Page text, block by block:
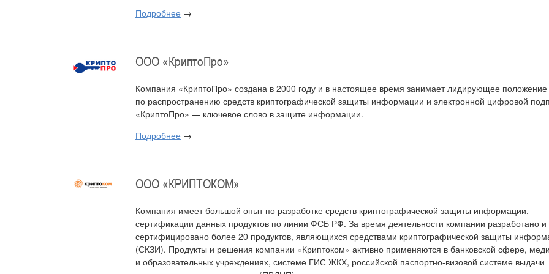
Подробнее →
ООО «КриптоПро»
Компания «КриптоПро» создана в 2000 году и в настоящее время занимает лидирующее положение
по распространению средств криптографической защиты информации и электронной цифровой
«КриптоПро» — ключевое слово в защите информации.
Подробнее →
ООО «КРИПТОКОМ»
Компания имеет большой опыт по разработке средств криптографической защиты информации,
сертификации данных продуктов по линии ФСБ РФ. За время деятельности компании разработано и
сертифицировано более 20 продуктов, являющихся средствами криптографической защиты
(СКЗИ). Продукты и решения компании «Криптоком» активно применяются в банковской сфере,
и образовательных учреждениях, системе ГИС ЖКХ, российской паспортно-визовой системе выдачи